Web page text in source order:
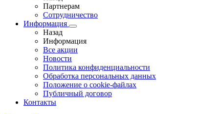
Партнерам
Сотрудничество
Информация
Назад
Информация
Все акции
Новости
Политика конфиденциальности
Обработка персональных данных
Положение о cookie-файлах
Публичный договор
Контакты